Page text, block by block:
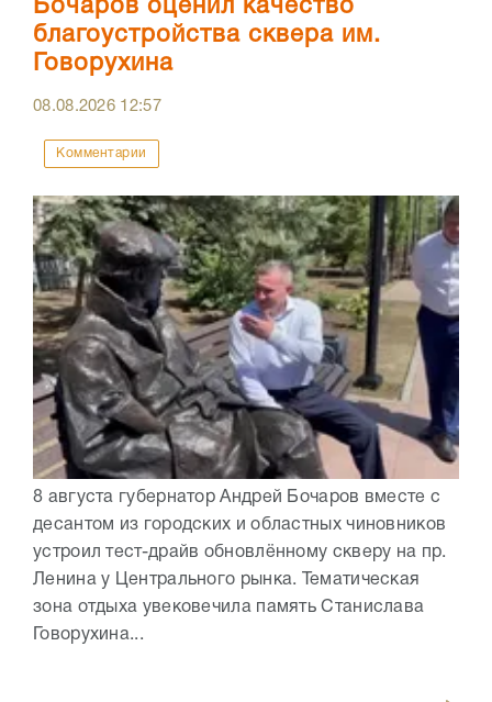
Бочаров оценил качество
благоустройства сквера им.
Говорухина
08.08.2026 12:57
Комментарии
8 августа губернатор Андрей Бочаров вместе с
десантом из городских и областных чиновников
устроил тест-драйв обновлённому скверу на пр.
Ленина у Центрального рынка. Тематическая
зона отдыха увековечила память Станислава
Говорухина...